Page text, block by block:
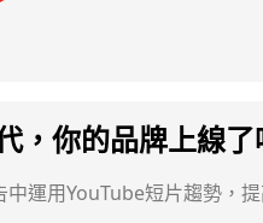
，你的品牌上線了
中運用YouTube短片趨勢，